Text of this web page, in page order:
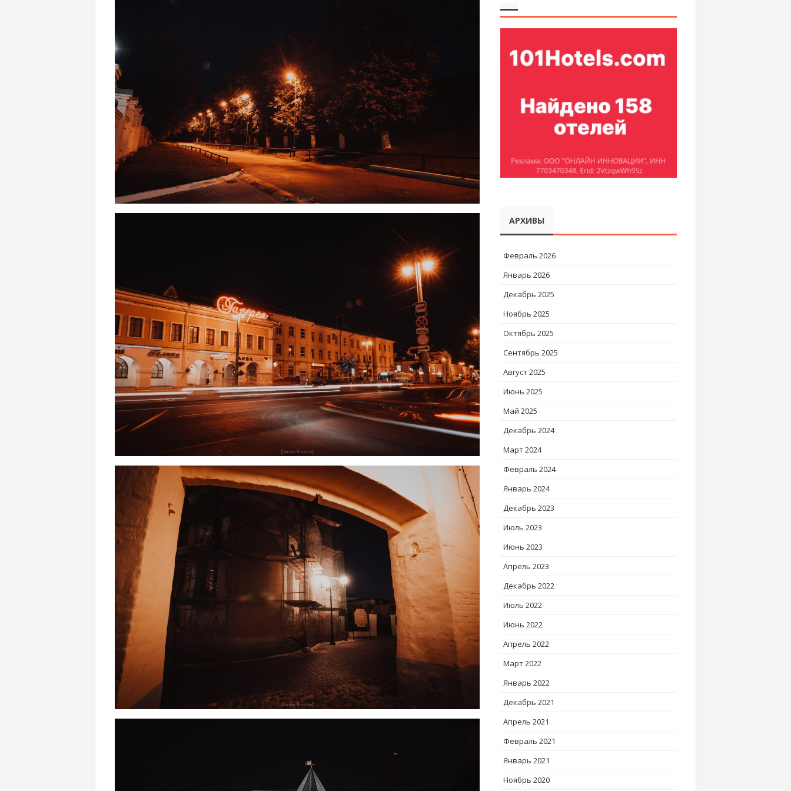
АРХИВЫ
Февраль 2026
Январь 2026
Декабрь 2025
Ноябрь 2025
Октябрь 2025
Сентябрь 2025
Август 2025
Июнь 2025
Май 2025
Декабрь 2024
Март 2024
Февраль 2024
Январь 2024
Декабрь 2023
Июль 2023
Июнь 2023
Апрель 2023
Декабрь 2022
Июль 2022
Июнь 2022
Апрель 2022
Март 2022
Январь 2022
Декабрь 2021
Апрель 2021
Февраль 2021
Январь 2021
Ноябрь 2020